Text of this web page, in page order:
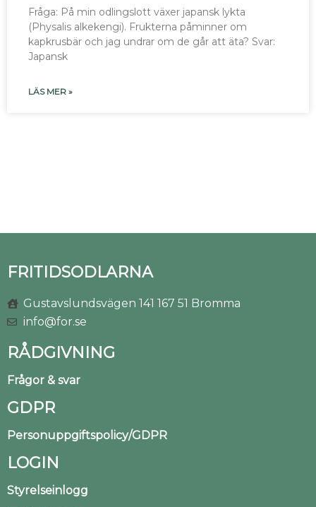
Fråga: På min odlingslott växer japansk lykta
(Physalis alkekengi). Frukterna påminner om
kapkrusbär och jag undrar om de går att äta? Svar:
Japansk
LÄS MER »
FRITIDSODLARNA
Gustavslundsvägen 141 167 51 Bromma
info@for.se
RÅDGIVNING
Frågor & svar
GDPR
Personuppgiftspolicy/GDPR
LOGIN
Styrelseinlogg